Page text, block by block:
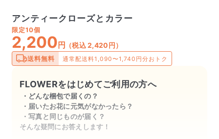
アンティークローズとカラー
限定10個
2,200 円 （税込 2,420円）
送料無料 通常配送料1,090〜1,740円分おトク
FLOWERをはじめてご利用の方へ
どんな梱包で届くの？
届いたお花に元気がなかったら？
写真と同じものが届く？
そんな疑問にお答えします！